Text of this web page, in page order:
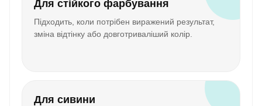
Для стійкого фарбування
Підходить, коли потрібен виражений результат,
зміна відтінку або довготриваліший колір.
Для сивини